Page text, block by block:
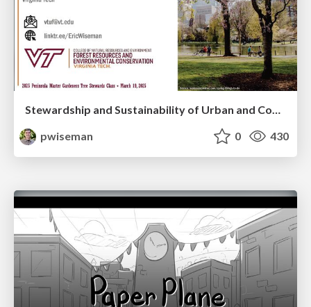
Stewardship and Sustainability of Urban and Community Forests
pwiseman
0 430